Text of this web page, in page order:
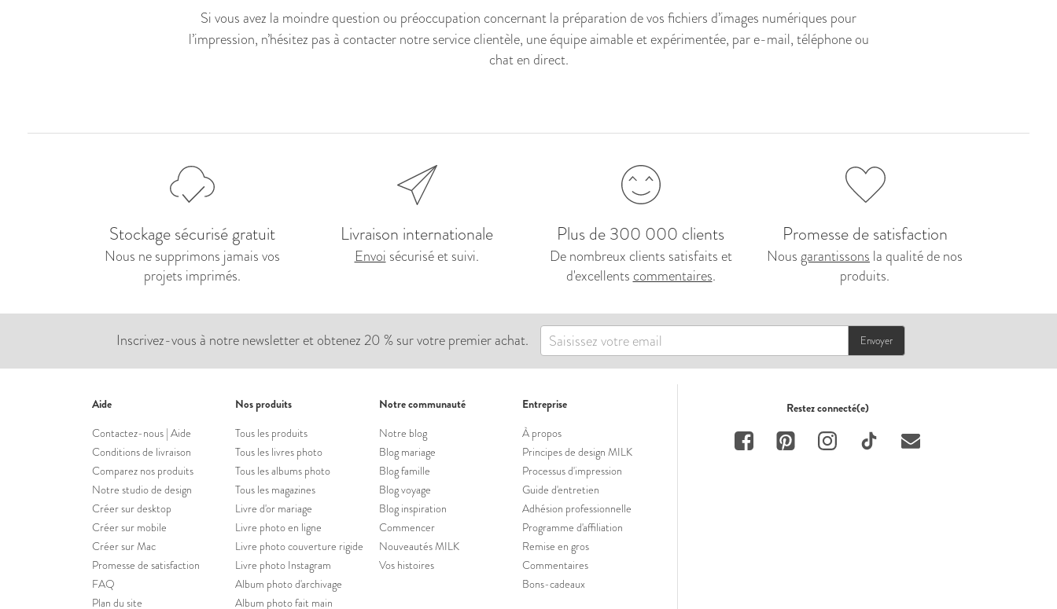
Si vous avez la moindre question ou préoccupation concernant la préparation de vos fichiers d’images numériques pour
l’impression, n’hésitez pas à contacter notreservice clientèle, une équipe aimable et expérimentée, par e-mail, téléphone ou
chat en direct.
Stockage sécurisé gratuit
Nous ne supprimons jamais vos
projets imprimés.
Livraison internationale
Envoi sécurisé et suivi.
Plus de 300 000 clients
De nombreux clients satisfaits et
d'excellents commentaires.
Promesse de satisfaction
Nousgarantissons la qualité de nos
produits.
Inscrivez-vous à notre newsletter et obtenez 20 % sur votre premier achat. Envoyer
Restez connecté(e)
Aide
Contactez-nous | Aide
Conditions de livraison
Comparez nos produits
Notre studio de design
Créer sur desktop
Créer sur mobile
Créer sur Mac
Promesse de satisfaction
FAQ
Plan du site
Nos produits
Tous les produits
Tous les livres photo
Tous les albums photo
Tous les magazines
Livre d'or mariage
Livre photo en ligne
Livre photo couverture rigide
Livre photo Instagram
Album photo d'archivage
Album photo fait main
Notre communauté
Notre blog
Blog mariage
Blog famille
Blog voyage
Blog inspiration
Commencer
Nouveautés MILK
Vos histoires
Entreprise
À propos
Principes de design MILK
Processus d'impression
Guide d'entretien
Adhésion professionnelle
Programme d'affiliation
Remise en gros
Commentaires
Bons-cadeaux